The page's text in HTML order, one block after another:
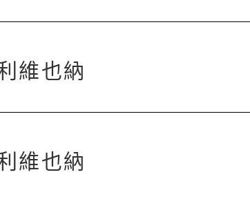
維也納
維也納